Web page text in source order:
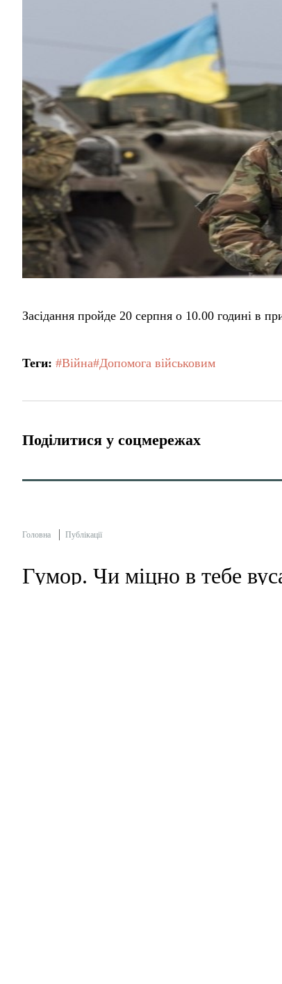
Засідання пройде 20 серпня о 10.00 годині в
Теги: #Війна#Допомога військовим
Поділитися у соцмережах
Головна Публікації
Гумор. Чи міцно в тебе